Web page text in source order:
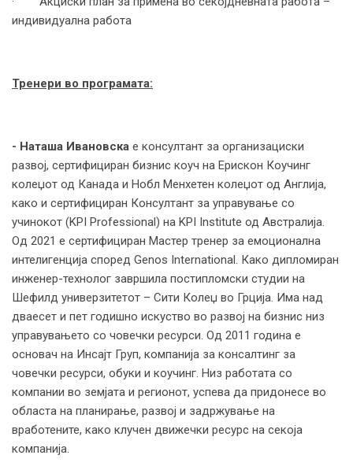
индивидуална работа
Тренери во програмата:
- Наташа Ивановска е консултант за организациски
развој, сертифициран бизнис коуч на Ерискон Коучинг
колеџот од Канада и Нобл Менхетен колеџот од Англија,
како и сертифициран Консултант за управување со
учинокот (KPI Professional) на KPI Institute од Австралија.
Од 2021 е сертифициран Мастер тренер за емоционална
интелигенција според Genos International. Како дипломиран
инженер-технолог завршила постипломски студии на
Шефилд универзитетот – Сити Колеџ во Грција. Има над
дваесет и пет годишно искуство во развој на бизнис низ
управувањето со човечки ресурси. Од 2011 година е
основач на Инсајт Груп, компанија за консалтинг за
човечки ресурси, обуки и коучинг. Низ работата со
компании во земјата и регионот, успева да придонесе во
областа на планирање, развој и задржување на
вработените, како клучен движечки ресурс на секоја
компанија.